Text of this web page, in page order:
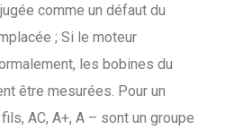
comme un défaut du
; Si le moteur
les bobines du
être mesurées. Pour un
AC, A+, A – sont un groupe